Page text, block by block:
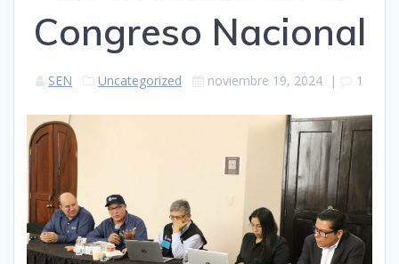
Congreso Nacional
SEN Uncategorized noviembre 19, 2024 | 1